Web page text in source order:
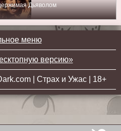
Дьяволом
меню
версию»
| Страх и Ужас | 18+